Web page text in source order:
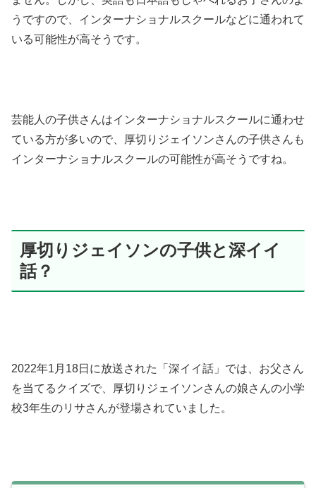
うですので、インターナショナルスクールなどに通われて
いる可能性が高そうです。
芸能人の子供さんはインターナショナルスクールに通わせ
ている方が多いので、厚切りジェイソンさんの子供さんも
インターナショナルスクールの可能性が高そうですね。
厚切りジェイソンの子供と深イイ
話？
2022年1月18日に放送された「深イイ話」では、お父さん
を当てるクイズで、厚切りジェイソンさんの娘さんの小学
校3年生のリサさんが登場されていました。